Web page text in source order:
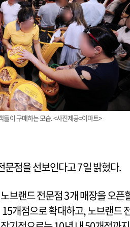
들이 구매하는 모습. <사진제공=이마트>
문점을 선보인다고 7일 밝혔다.
브랜드 전문점 3개 매장을 오픈
개점으로 확대하고, 노브랜드